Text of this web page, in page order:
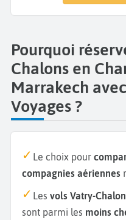
Pourquoi
Chalons en
Marrakech
Voyages ?
Le choix pour
compagnies aériennes
Les vols Vatry-
sont parmi les moins